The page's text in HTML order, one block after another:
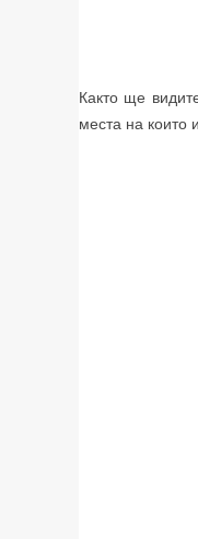
Както ще
места на които